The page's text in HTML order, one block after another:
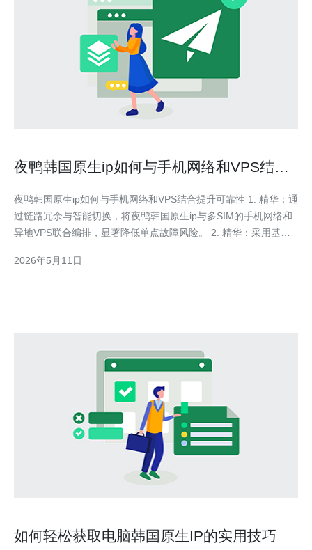
夜鸭韩国原生ip如何与手机网络和VPS结合
夜鸭韩国原生ip如何与手机网络和VPS结合提升可靠性 1. 精华：通
过链路冗余与智能切换，将夜鸭韩国原生ip与多SIM的手机网络和
异地VPS联合编排，显著降低单点故障风险。 2. 精华：采用基于
故障检测与自动恢复。 3. 精华：把握合规与安全边界，采用加密
2026年5月11日
如何轻松获取电脑韩国原生IP的实用技巧